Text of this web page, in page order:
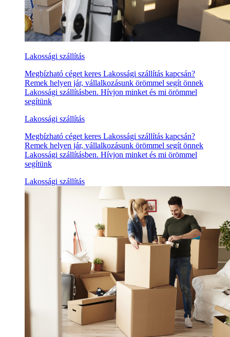
Lakossági szállítás
Megbízható céget keres Lakossági szállítás kapcsán?
Remek helyen jár, vállalkozásunk örömmel segít önnek
Lakossági szállításben. Hívjon minket és mi örömmel
segítünk
Lakossági szállítás
Megbízható céget keres Lakossági szállítás kapcsán?
Remek helyen jár, vállalkozásunk örömmel segít önnek
Lakossági szállításben. Hívjon minket és mi örömmel
segítünk
Lakossági szállítás